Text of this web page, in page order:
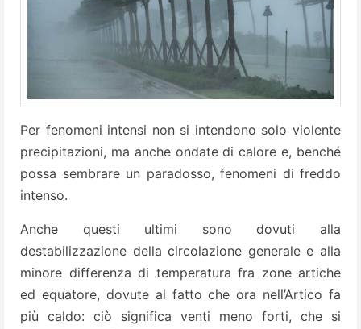
Per fenomeni intensi non si intendono solo violente
precipitazioni, ma anche ondate di calore e, benché
possa sembrare un paradosso, fenomeni di freddo
intenso.
Anche questi ultimi sono dovuti alla
destabilizzazione della circolazione generale e alla
minore differenza di temperatura fra zone artiche
ed equatore, dovute al fatto che ora nell’Artico fa
più caldo: ciò significa venti meno forti, che si